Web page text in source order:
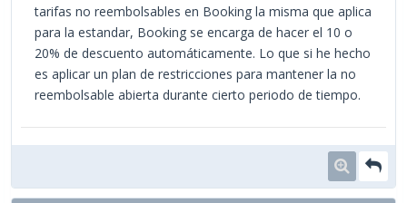
tarifas no reembolsables en Booking la misma que aplica
para la estandar, Booking se encarga de hacer el 10 o
20% de descuento automáticamente. Lo que si he hecho
es aplicar un plan de restricciones para mantener la no
reembolsable abierta durante cierto periodo de tiempo.